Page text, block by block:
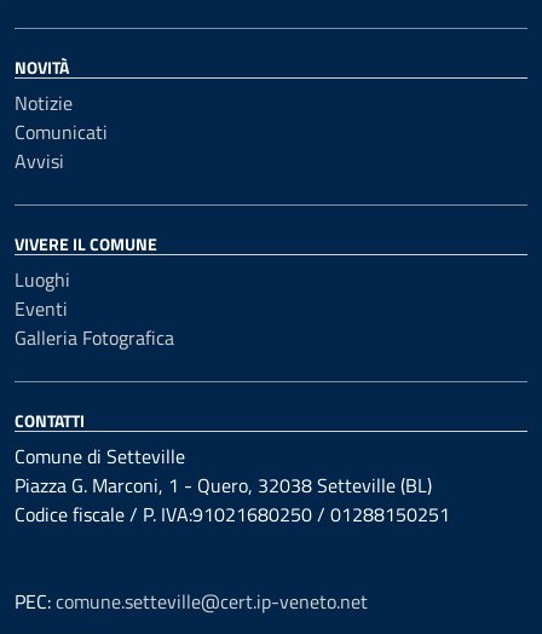
NOVITÀ
Notizie
Comunicati
Avvisi
VIVERE IL COMUNE
Luoghi
Eventi
Galleria Fotografica
CONTATTI
Comune di Setteville
Piazza G. Marconi, 1 - Quero, 32038 Setteville (BL)
Codice fiscale / P. IVA:91021680250 / 01288150251
PEC:comune.setteville@cert.ip-veneto.net